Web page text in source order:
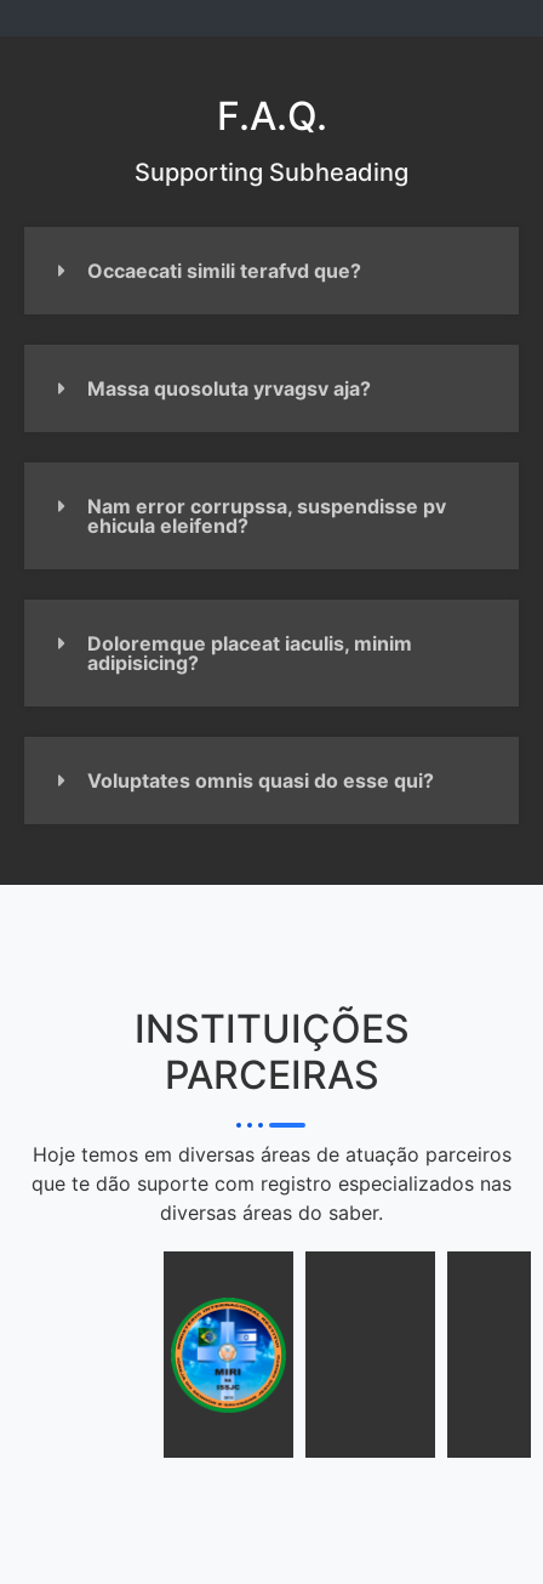
F.A.Q.
Supporting Subheading
Occaecati simili terafvd que?
Massa quosoluta yrvagsv aja?
Nam error corrupssa, suspendisse pv
ehicula eleifend?
Doloremque placeat iaculis, minim
adipisicing?
Voluptates omnis quasi do esse qui?
INSTITUIÇÕES
PARCEIRAS
Hoje temos em diversas áreas de atuação parceiros
que te dão suporte com registro especializados nas
diversas áreas do saber.